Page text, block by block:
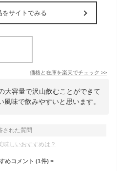
をサイトでみる
価格と在庫を楽天でチェック >>
大容量で沢山飲むことができて
風味で飲みやすいと思います。
された質問
味しいおすすめは？
めコメント (1件) >